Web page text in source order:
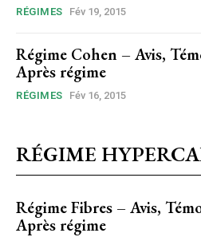
RÉGIMES Fév 19, 2015
Régime Cohen – Avis,
Après régime
RÉGIMES Fév 16, 2015
RÉGIME
Régime Fibres – Avis,
Après régime